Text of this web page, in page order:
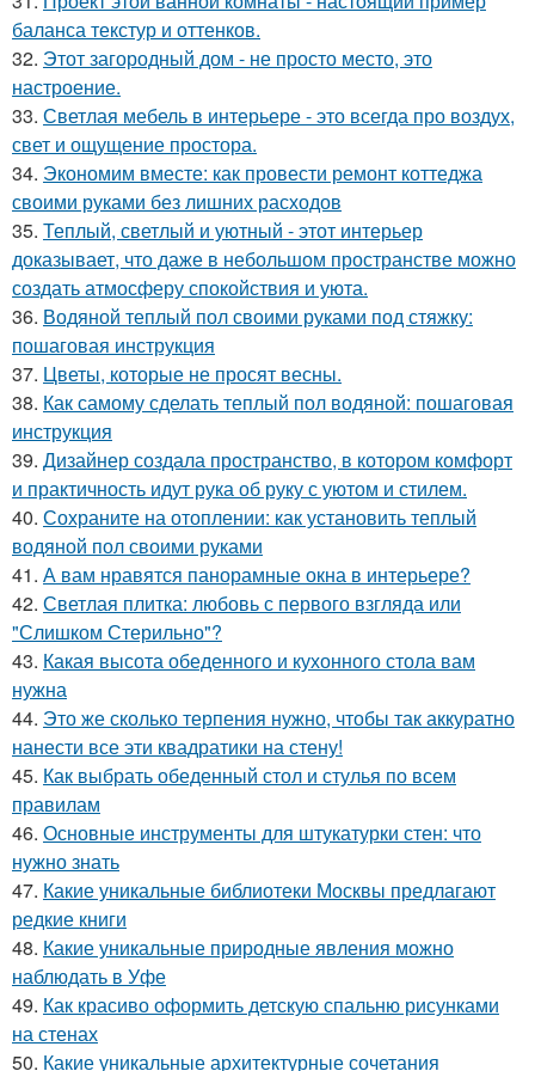
баланса текстур и оттенков.
32. Этот загородный дом - не просто место, это
настроение.
33. Светлая мебель в интерьере - это всегда про воздух,
свет и ощущение простора.
34. Экономим вместе: как провести ремонт коттеджа
своими руками без лишних расходов
35. Теплый, светлый и уютный - этот интерьер
доказывает, что даже в небольшом пространстве можно
создать атмосферу спокойствия и уюта.
36. Водяной теплый пол своими руками под стяжку:
пошаговая инструкция
37. Цветы, которые не просят весны.
38. Как самому сделать теплый пол водяной: пошаговая
инструкция
39. Дизайнер создала пространство, в котором комфорт
и практичность идут рука об руку с уютом и стилем.
40. Сохраните на отоплении: как установить теплый
водяной пол своими руками
41. А вам нравятся панорамные окна в интерьере?
42. Светлая плитка: любовь с первого взгляда или
"Слишком Стерильно"?
43. Какая высота обеденного и кухонного стола вам
нужна
44. Это же сколько терпения нужно, чтобы так аккуратно
нанести все эти квадратики на стену!
45. Как выбрать обеденный стол и стулья по всем
правилам
46. Основные инструменты для штукатурки стен: что
нужно знать
47. Какие уникальные библиотеки Москвы предлагают
редкие книги
48. Какие уникальные природные явления можно
наблюдать в Уфе
49. Как красиво оформить детскую спальню рисунками
на стенах
50. Какие уникальные архитектурные сочетания